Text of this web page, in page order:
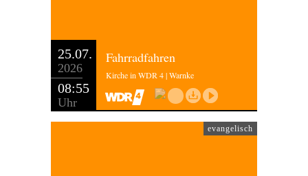
25.07.
2026
08:55
Uhr
Fahrradfahren
Kirche in WDR 4 | Warnke
evangelisch